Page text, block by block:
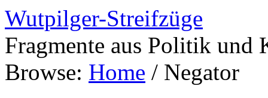
Wutpilger-Streifzüge
Fragmente aus Politik und
Browse: Home / Negator